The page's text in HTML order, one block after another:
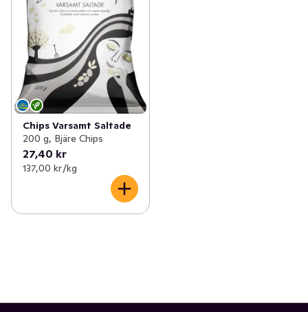
Chips Varsamt Saltade
200 g, Bjäre Chips
27,40 kr
137,00 kr /kg